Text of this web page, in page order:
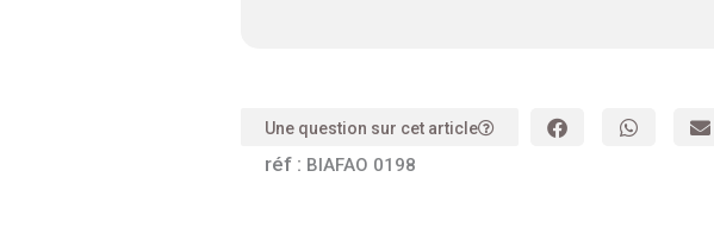
Une question sur cet article
réf : BIAFAO 0198